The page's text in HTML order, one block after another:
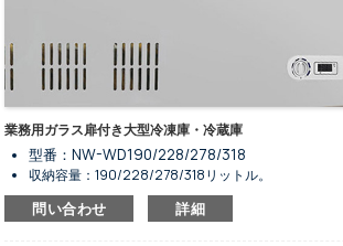
業務用ガラス扉付き大型冷凍庫・冷蔵庫
型番：NW-WD190/228/278/318
収納容量：190/228/278/318リットル。
サイズは4種類からお選びいただけます。
食品を冷凍保存したり、陳列したりするために使
問い合わせ 詳細